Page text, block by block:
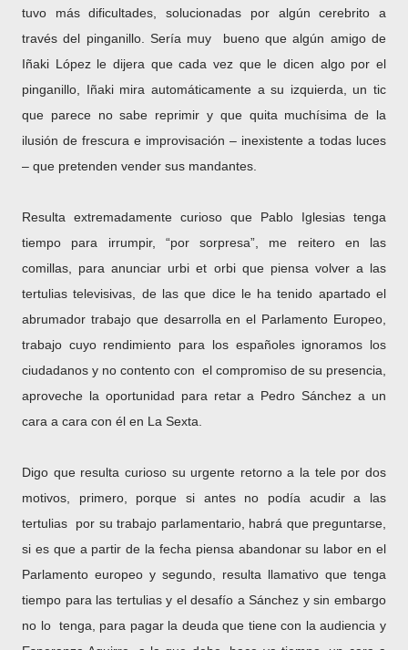
tuvo más dificultades, solucionadas por algún cerebrito a
través del pinganillo. Sería muy bueno que algún amigo de
Iñaki López le dijera que cada vez que le dicen algo por el
pinganillo, Iñaki mira automáticamente a su izquierda, un tic
que parece no sabe reprimir y que quita muchísima de la
ilusión de frescura e improvisación – inexistente a todas luces
– que pretenden vender sus mandantes.
Resulta extremadamente curioso que Pablo Iglesias tenga
tiempo para irrumpir, “por sorpresa”, me reitero en las
comillas, para anunciar urbi et orbi que piensa volver a las
tertulias televisivas, de las que dice le ha tenido apartado el
abrumador trabajo que desarrolla en el Parlamento Europeo,
trabajo cuyo rendimiento para los españoles ignoramos los
ciudadanos y no contento con el compromiso de su presencia,
aproveche la oportunidad para retar a Pedro Sánchez a un
cara a cara con él en La Sexta.
Digo que resulta curioso su urgente retorno a la tele por dos
motivos, primero, porque si antes no podía acudir a las
tertulias por su trabajo parlamentario, habrá que preguntarse,
si es que a partir de la fecha piensa abandonar su labor en el
Parlamento europeo y segundo, resulta llamativo que tenga
tiempo para las tertulias y el desafío a Sánchez y sin embargo
no lo tenga, para pagar la deuda que tiene con la audiencia y